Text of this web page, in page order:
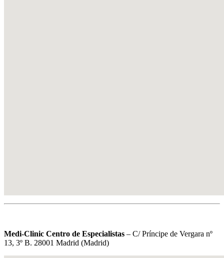
Medi-Clinic Centro de Especialistas – C/ Príncipe de Vergara nº
13, 3º B. 28001 Madrid (Madrid)